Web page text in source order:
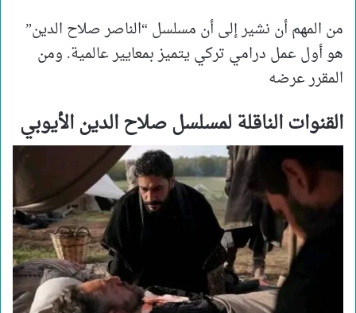
من المهم أن نشير إلى أن مسلسل “الناصر صلاح الدين”
هو أول عمل درامي تركي يتميز بمعايير عالمية. ومن
المقرر عرضه
القنوات الناقلة لمسلسل صلاح الدين الأيوبي